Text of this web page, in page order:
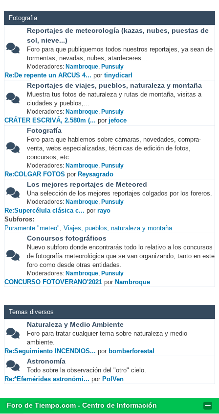
Fotografia
Reportajes de meteorología (kazas, nubes, puestas de
sol, nieve...)
Foro para que publiquemos todos nuestros reportajes, ya sean de
tormentas, nevadas, nubes, atardeceres...
Moderadores: Nambroque, Punsuly
Re:De repente un ARCUS 4... por tinydicarl
Reportajes de viajes, pueblos, naturaleza y montaña
Muestra tus fotos de naturaleza y rutas de montaña, visitas a
ciudades y pueblos,...
Moderadores: Nambroque, Punsuly
CRÁTER ESCRIVÁ, 2.580m (... por jefoce
Fotografía
Foro para que hablemos sobre cámaras, novedades, compra-
venta, webs especializadas, técnicas de edición de fotos,
concursos, etc...
Moderadores: Nambroque, Punsuly
Re:COLGAR FOTOS por Reysagrado
Los mejores reportajes de Meteored
Una selección de los mejores reportajes colgados por los foreros.
Moderadores: Nambroque, Punsuly
Re:Supercélula clásica c... por rayo
Subforos
Puramente "meteo" Viajes, pueblos, naturaleza y montaña
Concursos fotográficos
Nuevo subforo donde encontrarás todo lo relativo a los concursos
de fotografía meteorológica que se van organizando, tanto en este
foro como desde otras entidades.
Moderadores: Nambroque, Punsuly
CONCURSO FOTOVERANO'2021 por Nambroque
Temas diversos
Naturaleza y Medio Ambiente
Foro para tratar cualquier tema sobre naturaleza y medio
ambiente.
Re:Seguimiento INCENDIOS... por bomberforestal
Astronomía
Todo sobre la observación del "otro" cielo.
Re:*Efemérides astronómi... por PolVen
Foro de Tiempo.com - Centro de Información